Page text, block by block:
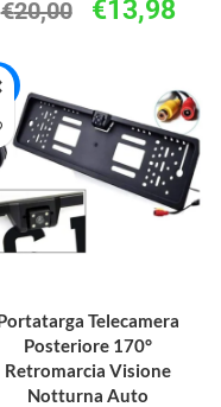
€20,00 €13,98
Telecamera
Posteriore 170°
Retromarcia Visione
Notturna Auto